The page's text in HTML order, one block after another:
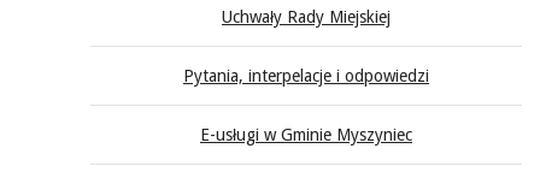
Uchwały Rady Miejskiej
Pytania, interpelacje i odpowiedzi
E-usługi w Gminie Myszyniec